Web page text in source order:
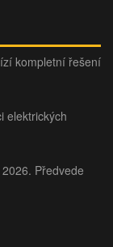
kompletní řešení
elektrických
Předvede